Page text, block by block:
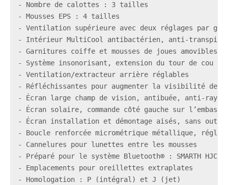
- Nombre de calottes : 3 tailles
- Mousses EPS : 4 tailles
- Ventilation supérieure avec deux réglages par
- Intérieur MultiCool antibactérien, anti-
- Garnitures coiffe et mousses de joues amovibles
- Système insonorisant, extension du tour de cou
- Ventilation/extracteur arrière réglables
- Réfléchissantes pour augmenter la visibilité de
- Écran large champ de vision, antibuée, anti-
- Écran solaire, commande côté gauche sur
- Écran installation et démontage aisés, sans
- Boucle renforcée micrométrique métallique,
- Cannelures pour lunettes entre les mousses
- Préparé pour le système Bluetooth® : SMARTH HJC
- Emplacements pour oreillettes extraplates
- Homologation : P (intégral) et J (jet)